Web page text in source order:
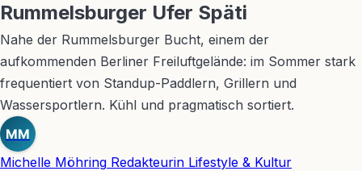
Rummelsburger Ufer Späti
Nahe der Rummelsburger Bucht, einem der
aufkommenden Berliner Freiluftgelände: im Sommer stark
frequentiert von Standup-Paddlern, Grillern und
Wassersportlern. Kühl und pragmatisch sortiert.
MM
Michelle Möhring Redakteurin Lifestyle & Kultur